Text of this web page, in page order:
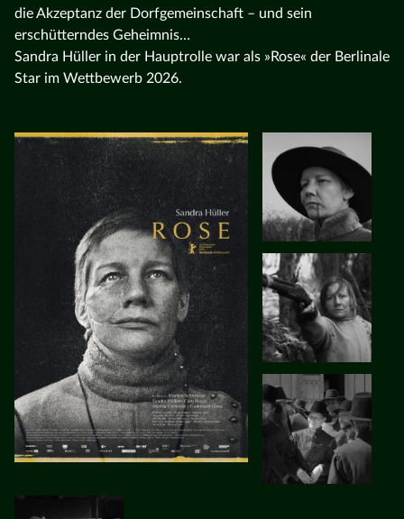
die Akzeptanz der Dorfgemeinschaft – und sein
erschütterndes Geheimnis…
Sandra Hüller in der Hauptrolle war als »Rose« der Berlinale
Star im Wettbewerb 2026.